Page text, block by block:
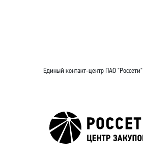
Единый контакт-центр ПАО "Россети"